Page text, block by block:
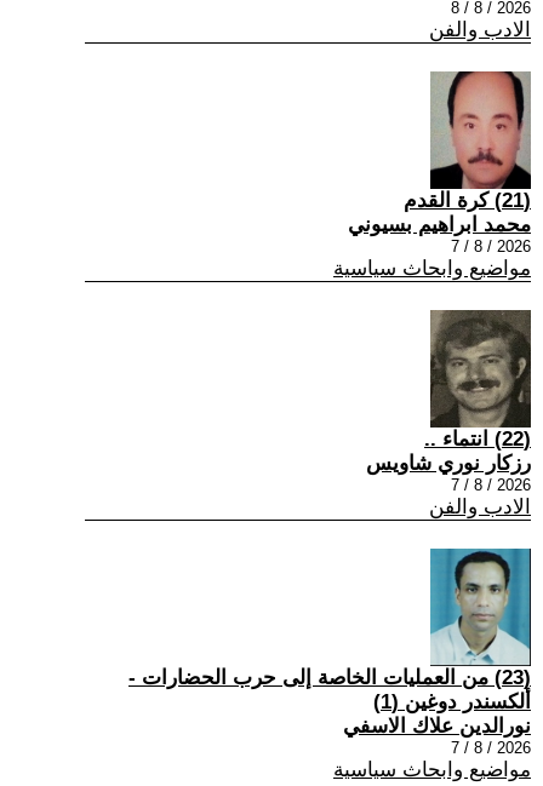
2026 / 8 / 8
الادب والفن
(21) كرة القدم
محمد ابراهيم بسيوني
2026 / 8 / 7
مواضيع وابحاث سياسية
(22) انتماء ..
رزكار نوري شاويس
2026 / 8 / 7
الادب والفن
(23) من العمليات الخاصة إلى حرب الحضارات -
ألكسندر دوغين (1)
نورالدين علاك الاسفي
2026 / 8 / 7
مواضيع وابحاث سياسية